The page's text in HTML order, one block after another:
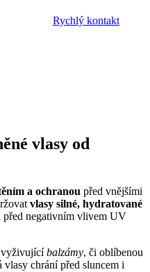
Rychlý kontakt
vlasy od
a ochranou před vnějšími
vlasy silné, hydratované
před negativním vlivem UV
vyživujícíbalzámy, či oblíbenou
vlasy chrání před sluncem i